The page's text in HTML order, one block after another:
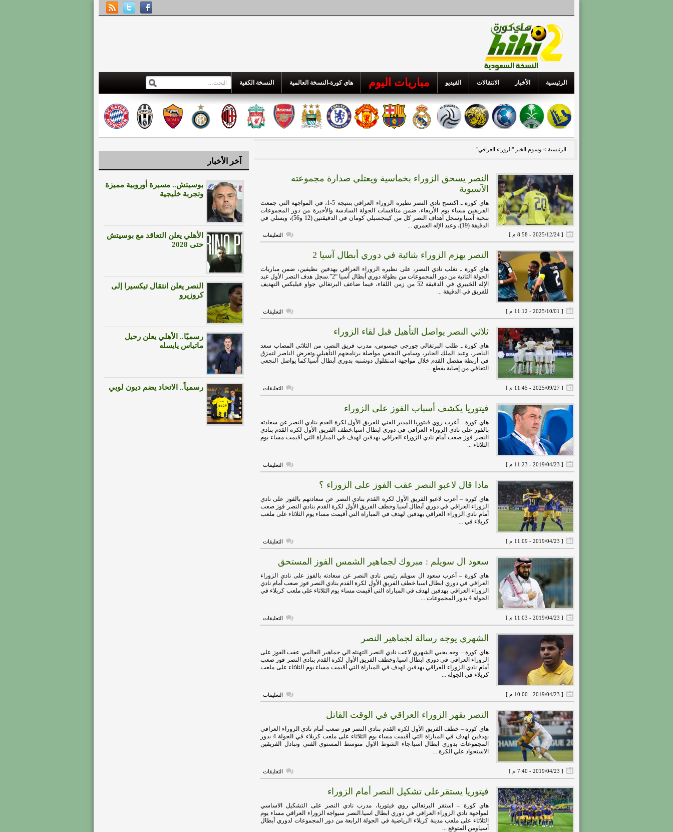
الرئيسية الأخبار الانتقالات الفيديو مباريات اليوم هاي كورة-النسخة العالمية النسخة الكفية
الرئيسية > وسوم الخبر "الزوراء العراقي"
النصر يسحق الزوراء بخماسية ويعتلي صدارة مجموعته
الآسيوية
هاي كورة ـ اكتسح نادي النصر نظيره الزوراء العراقي بنتيجة 5-1، في المواجهة التي جمعت
الفريقين مساء يوم الأربعاء، ضمن منافسات الجولة السادسة والأخيرة من دور المجموعات
بنخبة آسيا.وسجل أهداف النصر كل من كينجسيلي كومان في الدقيقتين (12 و56)، ويسلي في
الدقيقة (19)، وعبد الإله العمري ...
[ 2025/12/24 - 8:58 م ] التعليقاتعلى
النصر
صدارة
مجموعته
الآسيوية
النصر يهزم الزوراء بثنائية في دوري أبطال آسيا 2
هاي كورة ـ تغلب نادي النصر، على نظيره الزوراء العراقي بهدفين نظيفين، ضمن مباريات
الجولة الثانية من دور المجموعات من بطولة دوري أبطال آسيا “2”.سجل هدف النصر الأول عبد
الإله الخيبري في الدقيقة 52 من زمن اللقاء، فيما ضاعف البرتغالي جواو فيليكس التهديف
للفريق في الدقيقة ...
[ 2025/10/01 - 11:12 م ] التعليقاتعلى
النصر
دوري
أبطال
آسيا
ثلاثي النصر يواصل التأهيل قبل لقاء الزوراء
هاي كورة ـ طلب البرتغالي جورجي جيسوس، مدرب فريق النصر، من الثلاثي المصاب سعد
الناصر، وعبد الملك الجابر، وسامي النجعي مواصلة برنامجهم التأهيلي.وتعرض الناصر لتمزق
في أربطة مفصل القدم خلال مواجهة استقلول دوشنبه بدوري أبطال آسيا.كما يواصل النجعي
التعافي من إصابة بقطع ...
[ 2025/09/27 - 11:45 م ] التعليقاتعلى
ثلاثي
الزوراء
مغلقة
فيتوريا يكشف أسباب الفوز على الزوراء
هاي كورة – أعرب روي فيتوريا المدير الفني للفريق الأول لكرة القدم بنادي النصر عن سعادته
بالفوز على نادي الزوراء العراقي في دوري ابطال اسيا.خطف الفريق الأول لكرة القدم بنادي
النصر فوز صعب أمام نادي الزوراء العراقي بهدفين لهدف في المباراة التي أقيمت مساء يوم
الثلاثاء ...
[ 2019/04/23 - 11:23 م ] التعليقاتعلى
فيتوريا
الزوراء
مغلقة
ماذا قال لاعبو النصر عقب الفوز على الزوراء ؟
هاي كورة – أعرب لاعبو الفريق الأول لكرة القدم بنادي النصر عن سعادتهم بالفوز على نادي
الزوراء العراقي في دوري أبطال أسيا.وخطف الفريق الأول لكرة القدم بنادي النصر فوز صعب
أمام نادي الزوراء العراقي بهدفين لهدف في المباراة التي أقيمت مساء يوم الثلاثاء على ملعب
كربلاء في ...
[ 2019/04/23 - 11:09 م ] التعليقاتعلى
ماذا
عقب
على
الزوراء
سعود ال سويلم : مبروك لجماهير الشمس الفوز المستحق
هاي كورة – أعرب سعود ال سويلم رئيس نادي النصر عن سعادته بالفوز على نادي الزوراء
العراقي في دوري ابطال اسيا.خطف الفريق الأول لكرة القدم بنادي النصر فوز صعب أمام نادي
الزوراء العراقي بهدفين لهدف في المباراة التي أقيمت مساء يوم الثلاثاء على ملعب كربلاء في
الجولة 4 بدور المجموعات ...
[ 2019/04/23 - 11:03 م ] التعليقاتعلى
سعود
لجماهير
الشمس
الفوز
الشهري يوجه رسالة لجماهير النصر
هاي كورة – وجه يحيي الشهري لاعب نادي النصر التهنئه الي جماهير العالمي عقب الفوز على
الزوراء العراقي في دوري ابطال اسيا.وخطف الفريق الأول لكرة القدم بنادي النصر فوز صعب
أمام نادي الزوراء العراقي بهدفين لهدف في المباراة التي أقيمت مساء يوم الثلاثاء على ملعب
كربلاء في الجولة ...
[ 2019/04/23 - 10:00 م ] التعليقاتعلى
الشهري
مغلقة
النصر يقهر الزوراء العراقي في الوقت القاتل
هاي كورة – خطف الفريق الأول لكرة القدم بنادي النصر فوز صعب أمام نادي الزوراء العراقي
بهدفين لهدف في المباراة التي أقيمت مساء يوم الثلاثاء على ملعب كربلاء في الجولة 4 بدور
المجموعات بدوري ابطال اسيا.جاء الشوط الاول متوسط المستوي الفني وتبادل الفريقين
الاستحواذ علي الكرة ...
[ 2019/04/23 - 7:40 م ] التعليقاتعلى
النصر
الوقت
القاتل
مغلقة
فيتوريا يستقرعلى تشكيل النصر أمام الزوراء
هاي كورة – استقر البرتغالي روي فيتوريا، مدرب نادي النصر على التشكيل الاساسي
لمواجهة نادي الزوراء العراقي في دوري ابطال اسيا.النصر سيواجه الزوراء العراقي مساء يوم
الثلاثاء على ملعب مدينة كربلاء الرياضية في الجولة الرابعة من دور المجموعات لدوري أبطال
آسياومن المتوقع ...
آخر الأخبار
بوسيتش.. مسيرة أوروبية مميزة
وتجربة خليجية
الأهلي يعلن التعاقد مع بوسيتش
حتى 2028
النصر يعلن انتقال تيكسيرا إلى
كروزيرو
رسميًا.. الأهلي يعلن رحيل
ماتياس يايسله
رسمياً.. الاتحاد يضم ديون لوبي